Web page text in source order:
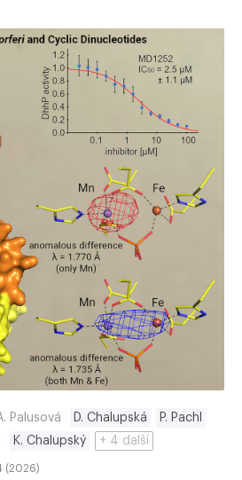
Palusová D. Chalupská
P. Pachl
K. Chalupský + 4 další
(2026)